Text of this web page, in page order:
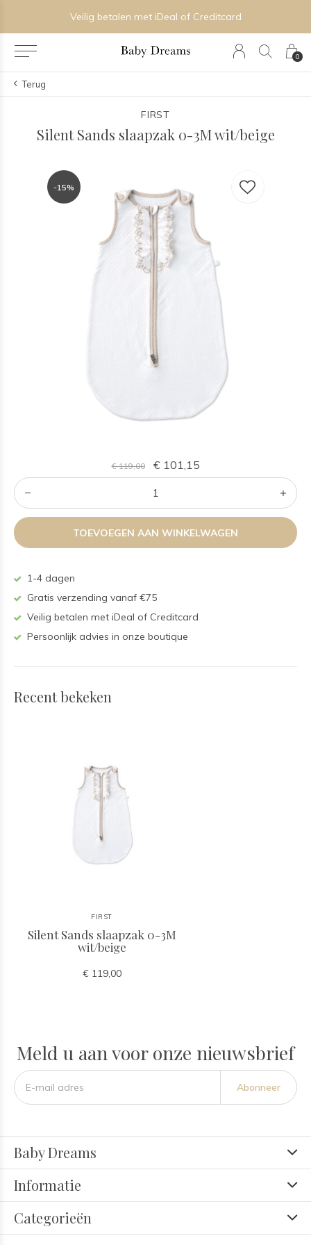
0
Veilig betalen met iDeal of Creditcard
Terug
FIRST
Silent Sands slaapzak 0-3M wit/beige
-15%
€ 119,00 € 101,15
TOEVOEGEN AAN WINKELWAGEN
1-4 dagen
Gratis verzending vanaf €75
Veilig betalen met iDeal of Creditcard
Persoonlijk advies in onze boutique
Recent bekeken
FIRST
Silent Sands slaapzak 0-3M
wit/beige
€ 119,00
Meld u aan voor onze nieuwsbrief
Abonneer
Baby Dreams
Informatie
Categorieën